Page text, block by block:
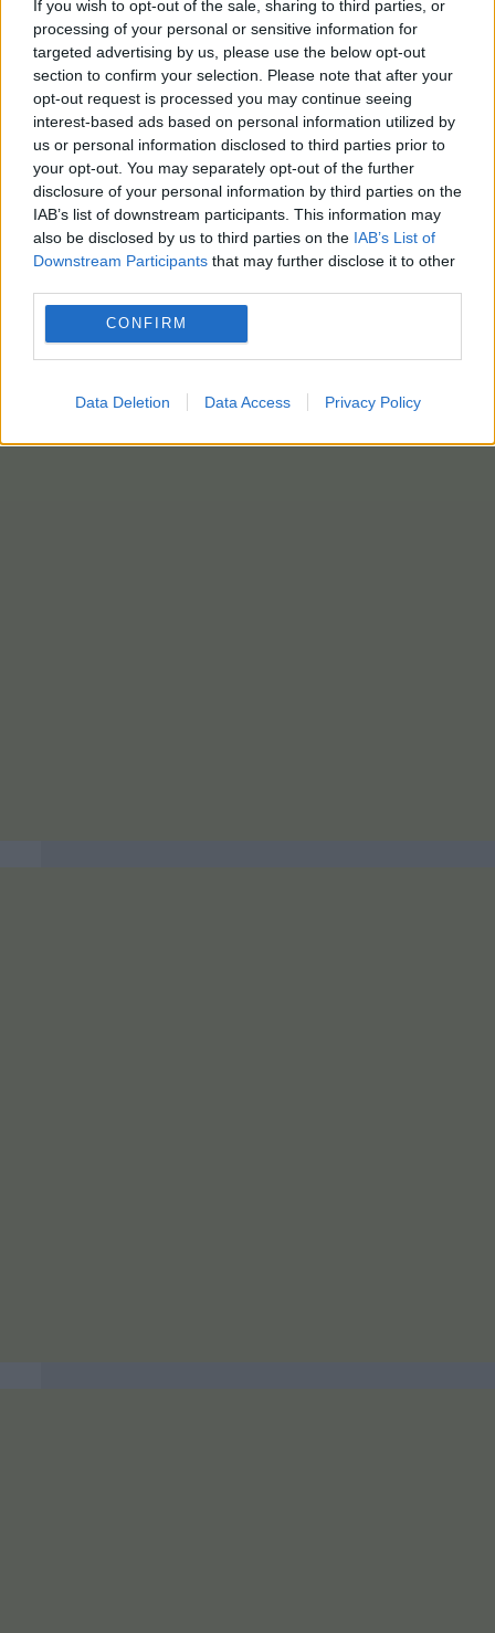
If you wish to opt-out of the sale, sharing to third parties, or
processing of your personal or sensitive information for
targeted advertising by us, please use the below opt-out
section to confirm your selection. Please note that after your
opt-out request is processed you may continue seeing
interest-based ads based on personal information utilized by
us or personal information disclosed to third parties prior to
your opt-out. You may separately opt-out of the further
disclosure of your personal information by third parties on the
IAB’s list of downstream participants. This information may
also be disclosed by us to third parties on the IAB’s List of
Downstream Participants that may further disclose it to other
CONFIRM
Data Deletion Data Access Privacy Policy